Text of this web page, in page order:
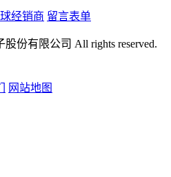
经销商 留言表单
份有限公司 All rights reserved.
网站地图